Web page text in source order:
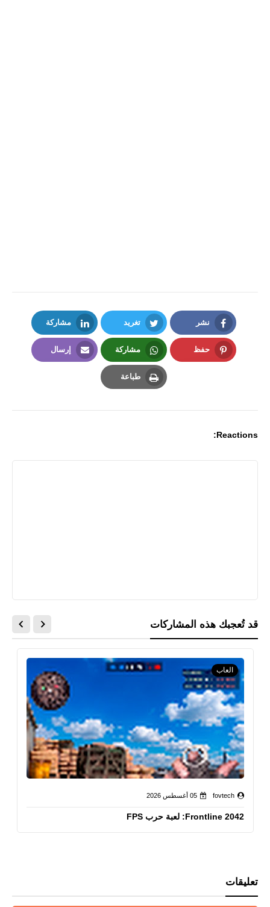
نشر
Facebook
تغريد
Twitter
مشاركة
LinkedIn
حفظ مشاركة
Whatsapp
إرسال
طباعة
Reactions:
قد تُعجبك هذه المشاركات
العاب
fovtech 05 أغسطس 2026
Frontline 2042: لعبة حرب FPS
تعليقات